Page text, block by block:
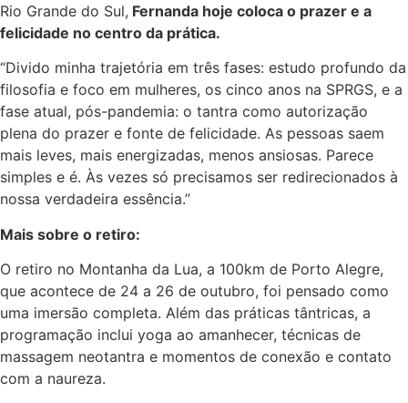
Rio Grande do Sul, Fernanda hoje coloca o prazer e a
felicidade no centro da prática.
“Divido minha trajetória em três fases: estudo profundo da
filosofia e foco em mulheres, os cinco anos na SPRGS, e a
fase atual, pós-pandemia: o tantra como autorização
plena do prazer e fonte de felicidade. As pessoas saem
mais leves, mais energizadas, menos ansiosas. Parece
simples e é. Às vezes só precisamos ser redirecionados à
nossa verdadeira essência.”
Mais sobre o retiro:
O retiro no Montanha da Lua, a 100km de Porto Alegre,
que acontece de 24 a 26 de outubro, foi pensado como
uma imersão completa. Além das práticas tântricas, a
programação inclui yoga ao amanhecer, técnicas de
massagem neotantra e momentos de conexão e contato
com a naureza.